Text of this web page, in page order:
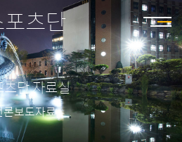
츠단
단 자료실
론보도자료